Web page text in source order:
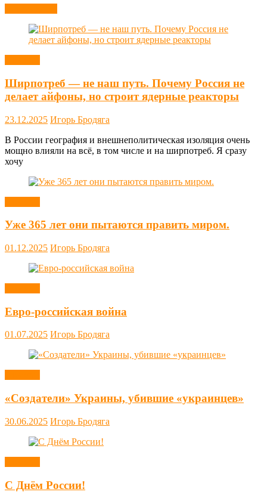
Ширпотреб — не наш путь. Почему Россия не
делает айфоны, но строит ядерные реакторы
23.12.2025 Игорь Бродяга
В России география и внешнеполитическая изоляция очень
мощно влияли на всё, в том числе и на ширпотреб. Я сразу
хочу
Уже 365 лет они пытаются править миром.
01.12.2025 Игорь Бродяга
Евро-российская война
01.07.2025 Игорь Бродяга
«Создатели» Украины, убившие «украинцев»
30.06.2025 Игорь Бродяга
С Днём России!